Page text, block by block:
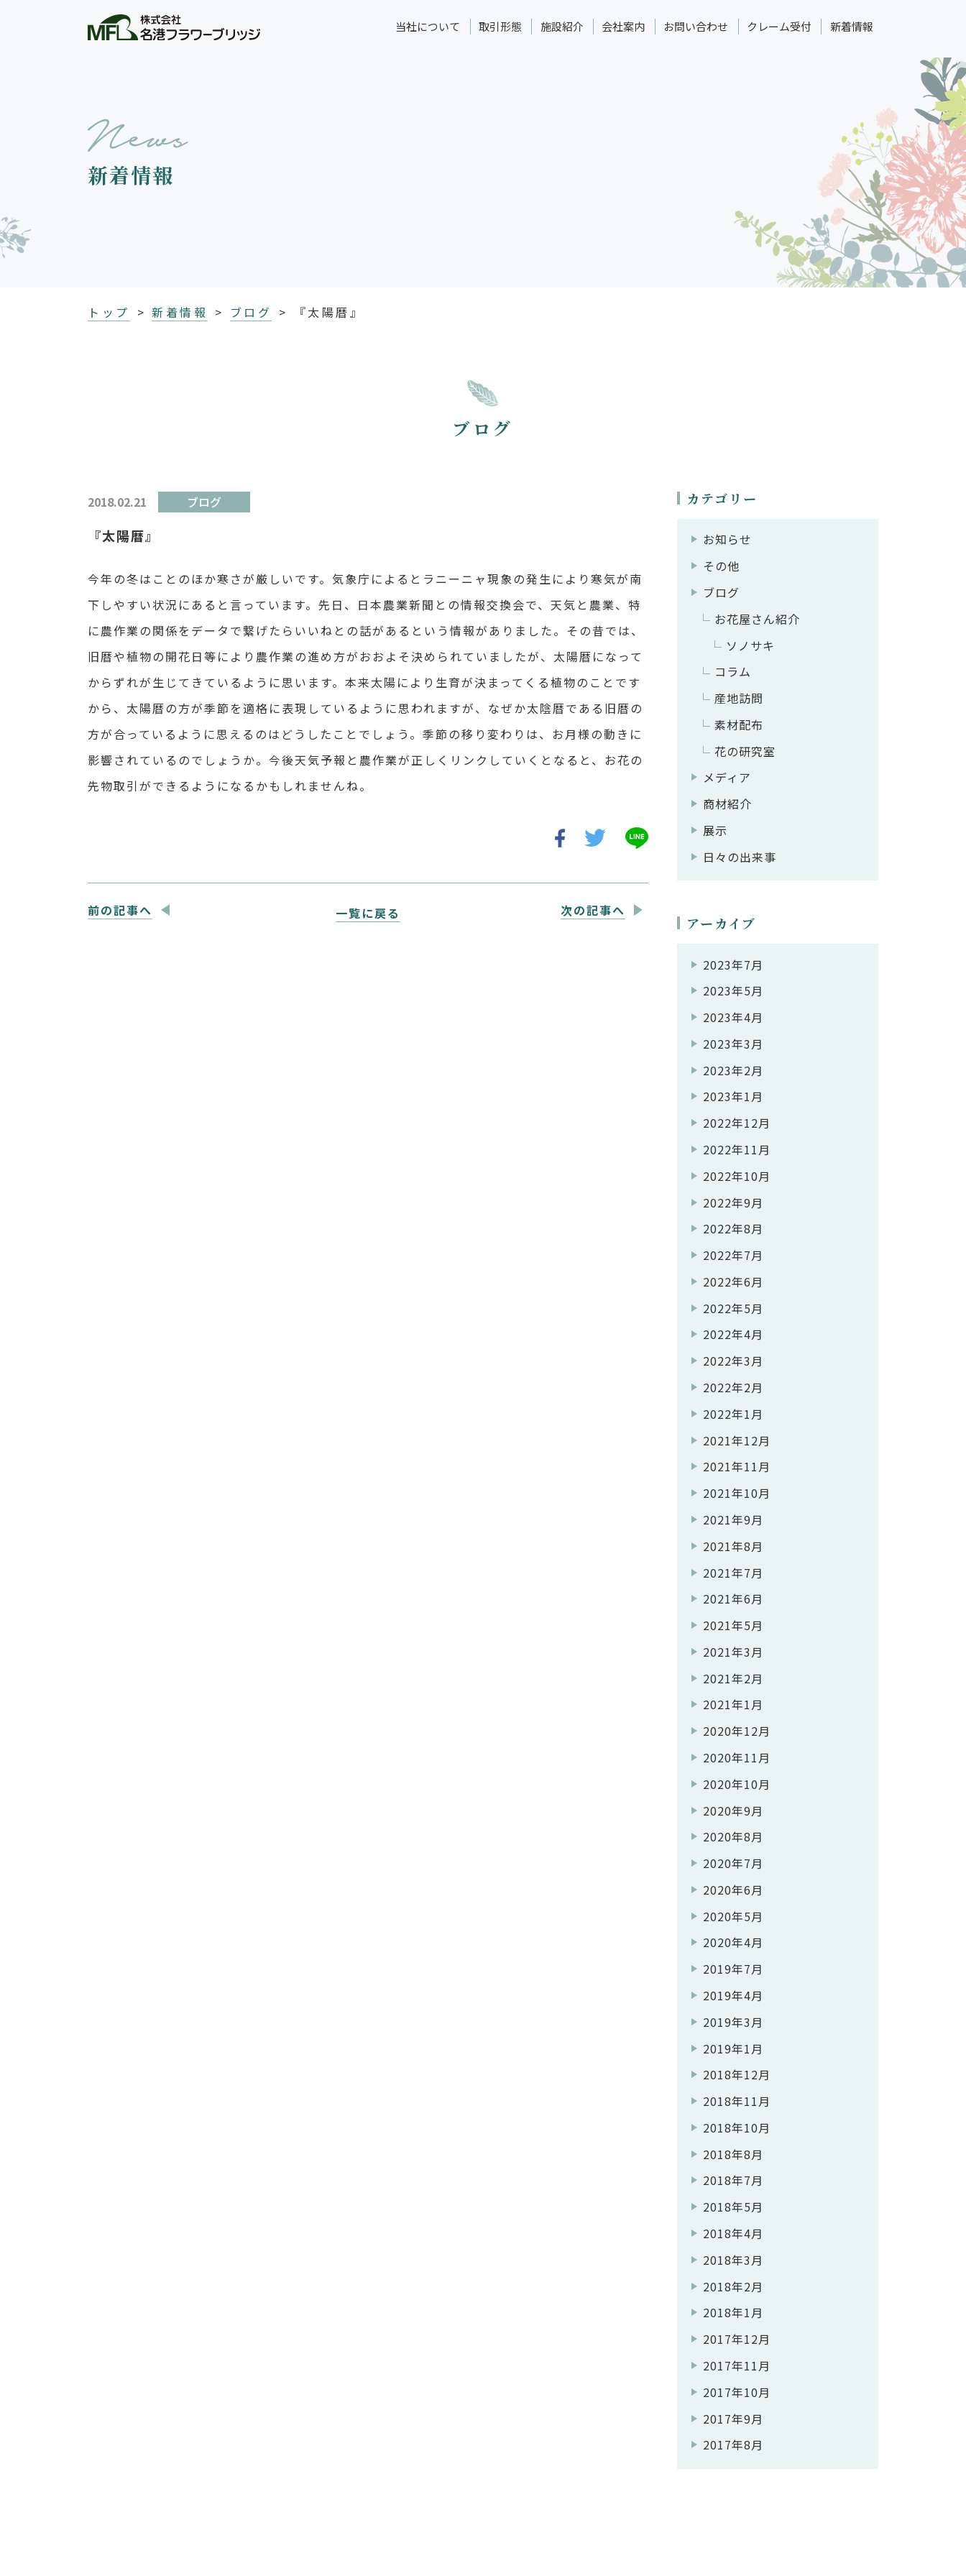
当社について 取引形態 施設紹介 会社案内 お問い合わせ クレーム受付 新着情報
新着情報
トップ 新着情報 ブログ 『太陽暦』
ブログ
2018.02.21 ブログ
『太陽暦』
今年の冬はことのほか寒さが厳しいです。気象庁によるとラニーニャ現象の発生により寒気が南
下しやすい状況にあると言っています。先日、日本農業新聞との情報交換会で、天気と農業、特
に農作業の関係をデータで繋げたらいいねとの話があるという情報がありました。その昔では、
旧暦や植物の開花日等により農作業の進め方がおおよそ決められていましたが、太陽暦になって
からずれが生じてきているように思います。本来太陽により生育が決まってくる植物のことです
から、太陽暦の方が季節を適格に表現しているように思われますが、なぜか太陰暦である旧暦の
方が合っているように思えるのはどうしたことでしょう。季節の移り変わりは、お月様の動きに
影響されているのでしょうか。今後天気予報と農作業が正しくリンクしていくとなると、お花の
先物取引ができるようになるかもしれませんね。
前の記事へ 一覧に戻る 次の記事へ
カテゴリー
お知らせ
その他
ブログ
お花屋さん紹介
ソノサキ
コラム
産地訪問
素材配布
花の研究室
メディア
商材紹介
展示
日々の出来事
アーカイブ
2023年7月
2023年5月
2023年4月
2023年3月
2023年2月
2023年1月
2022年12月
2022年11月
2022年10月
2022年9月
2022年8月
2022年7月
2022年6月
2022年5月
2022年4月
2022年3月
2022年2月
2022年1月
2021年12月
2021年11月
2021年10月
2021年9月
2021年8月
2021年7月
2021年6月
2021年5月
2021年3月
2021年2月
2021年1月
2020年12月
2020年11月
2020年10月
2020年9月
2020年8月
2020年7月
2020年6月
2020年5月
2020年4月
2019年7月
2019年4月
2019年3月
2019年1月
2018年12月
2018年11月
2018年10月
2018年8月
2018年7月
2018年5月
2018年4月
2018年3月
2018年2月
2018年1月
2017年12月
2017年11月
2017年10月
2017年9月
2017年8月